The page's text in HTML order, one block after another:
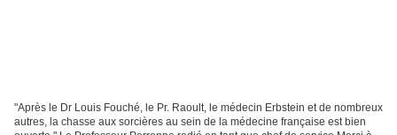
"Après le Dr Louis Fouché, le Pr. Raoult, le médecin Erbstein et de nombreux
autres, la chasse aux sorcières au sein de la médecine française est bien